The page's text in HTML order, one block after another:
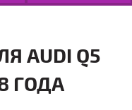
AUDI Q5
ГОДА